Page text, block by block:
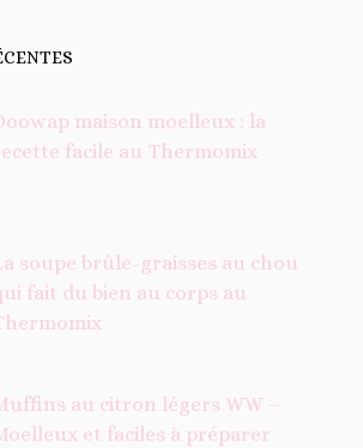
maison moelleux : la
facile au Thermomix
soupe brûle-graisses au chou
fait du bien au corps au
au citron légers WW –
et faciles à préparer